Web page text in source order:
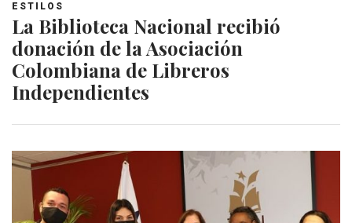
ESTILOS
La Biblioteca Nacional recibió
donación de la Asociación
Colombiana de Libreros
Independientes